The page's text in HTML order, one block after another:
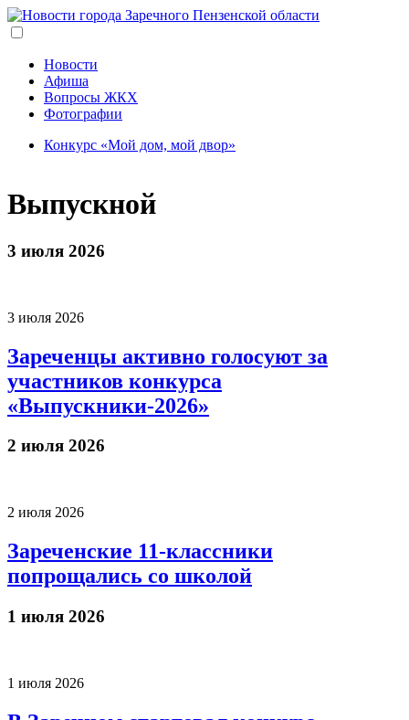
Перейти
к
содержанию
Новости
Афиша
Вопросы ЖКХ
Фотографии
Конкурс «Мой дом, мой двор»
Выпускной
3 июля 2026
3 июля 2026
Зареченцы активно голосуют за
участников конкурса
«Выпускники-2026»
2 июля 2026
2 июля 2026
Зареченские 11-классники
попрощались со школой
1 июля 2026
1 июля 2026